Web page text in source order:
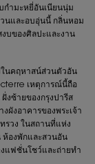
กำมะหยี่อันเนียนนุ่ม
นและอบอุ่นนี้ กลิ่นหอม
บของศิลปะและงาน
ในคฤหาสน์ส่วนตัวอัน
เหตุการณ์นี้ถือ
งซ้ายของกรุงปารีส
ผังอาคารของพระเจ้า
รวง ในสถานที่แห่ง
ห้องพักและสวนอัน
แฟชั่นโชว์และถ่ายทำ